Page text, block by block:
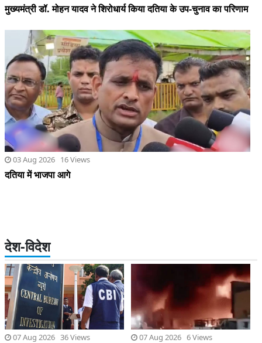
मुख्यमंत्री डॉ. मोहन यादव ने शिरोधार्य किया दतिया के उप-चुनाव का परिणाम
03 Aug 2026 16 Views
दतिया में भाजपा आगे
देश-विदेश
07 Aug 2026 36 Views 07 Aug 2026 6 Views